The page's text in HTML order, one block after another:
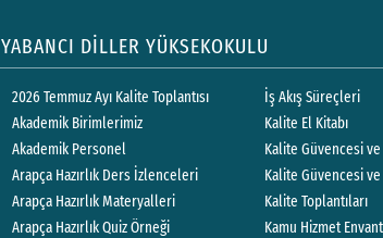
YABANCI DİLLER YÜKSEKOKULU
2026 Temmuz Ayı Kalite Toplantısı
Akademik Birimlerimiz
Akademik Personel
Arapça Hazırlık Ders İzlenceleri
Arapça Hazırlık Materyalleri
Arapça Hazırlık Quiz Örneği
İş Akış Süreçleri
Kalite El Kitabı
Kalite Güvencesi
Kalite Güvencesi
Kalite Toplantıları
Kamu Hizmet